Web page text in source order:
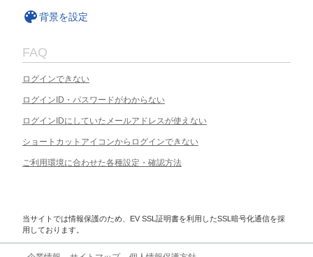
背景を設定
FAQ
ログインできない
ログインID・パスワードがわからない
ログインIDにしていたメールアドレスが使えない
ショートカットアイコンからログインできない
ご利用環境に合わせた各種設定・確認方法
当サイトでは情報保護のため、EV SSL証明書を利用したSSL暗号化通信を採
用しております。